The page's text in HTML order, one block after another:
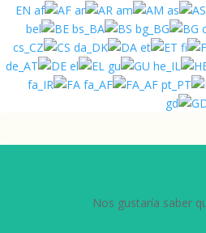
EN
AF AR AM AS
BE
BS BG
CS
DA ET
DE
EL GU
FA
FA_AF
Nos gustaría saber